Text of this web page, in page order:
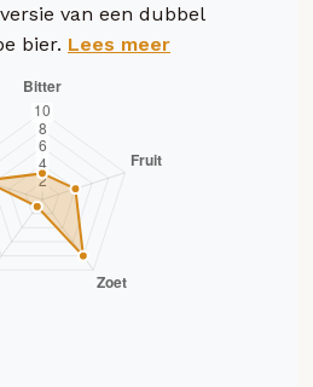
van een dubbel
bier. Lees meer